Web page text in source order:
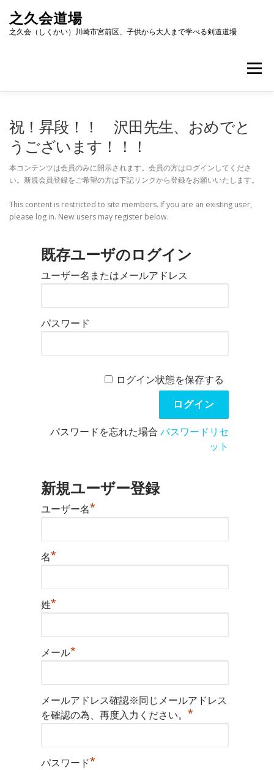
キ
之久会道場
之久会（しくかい）川崎市宮前区、子供から大人まで学べる剣道道場
メニュー
祝！昇段！！ 沢田先生、おめでと
うございます！！！
本コンテンツは会員のみに開示されます。会員の方はログインしてくださ
い。新規会員登録をご希望の方は下記リンクから登録をお願いいたします。
This content is restricted to site members. If you are an existing user,
please log in. New users may register below.
既存ユーザのログイン
ユーザー名またはメールアドレス
パスワード
ログイン状態を保存する
パスワードを忘れた場合パスワードリセ
ット
新規ユーザー登録
ユーザー名*
名*
姓*
メール*
メールアドレス確認※同じメールアドレス
を確認の為、再度入力ください。*
パスワード*